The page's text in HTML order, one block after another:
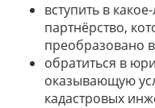
вступить в
партнёрство,
преобразовано
обратиться в
оказывающую
кадастровых